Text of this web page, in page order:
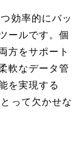
効率的にバッ
ールです。個
方をサポート
軟なデータ管
を実現する
って欠かせな